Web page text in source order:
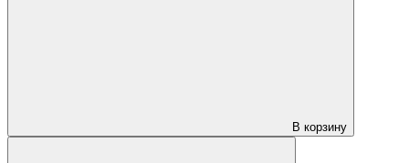
В корзину